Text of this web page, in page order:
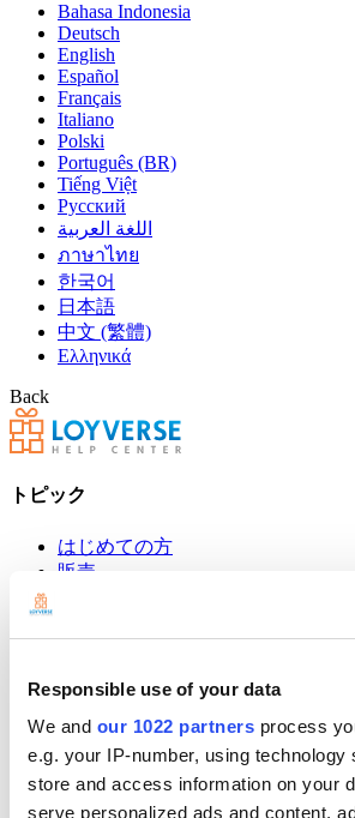
Responsible use of your data
We and our 1022 partners process
e.g. your IP-number, using
store and access information on your
serve personalized ads and content,
Bahasa Indonesia
Deutsch
English
Español
Français
Italiano
Polski
Português (BR)
Tiếng Việt
Русский
اللغة العربية
ภาษาไทย
한국어
日本語
中文 (繁體)
Ελληνικά
Back
トピック
はじめての方
販売
売上分析
設定
ハードウェア
支払い